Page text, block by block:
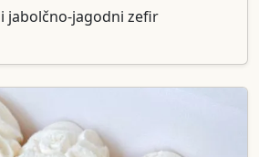
jabolčno-jagodni zefir